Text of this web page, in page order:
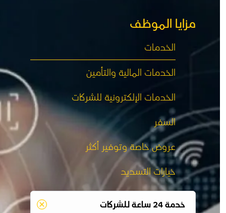
مزايا الموظف
الخدمات
الخدمات المالية والتأمين
الخدمات الإلكترونية للشركات
السفر
عروض خاصة وتوفير أكثر
خيارات التسديد
خدمة 24 ساعة للشركات